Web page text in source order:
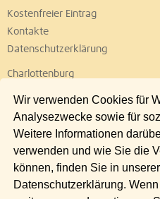
Wir verwenden Cookies für
Analysezwecke sowie für
Weitere Informationen
verwenden und wie Sie die
können, finden Sie in unserer
Datenschutzerklärung.
Kostenfreier Eintrag
Kontakte
Datenschutzerklärung
Charlottenburg
Lichtenberg
Pankow
Reinickendorf